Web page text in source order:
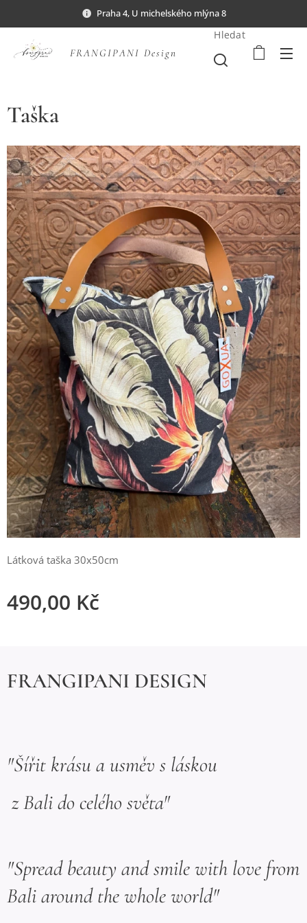
Praha 4, U michelského mlýna 8
FRANGIPANI Design
Hledat
Taška
Látková taška 30x50cm
490,00 Kč
FRANGIPANI DESIGN
"Šířit krásu a usměv s láskou
z Bali do celého světa"
"Spread beauty and smile with love from
Bali around the whole world"